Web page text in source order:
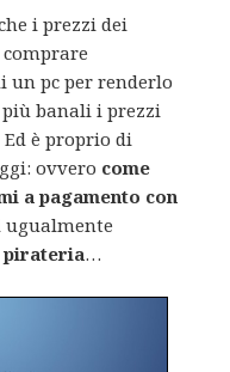
i prezzi dei
un pc per renderlo
più banali i prezzi
è proprio di
ovvero come
a pagamento con
ugualmente
pirateria…